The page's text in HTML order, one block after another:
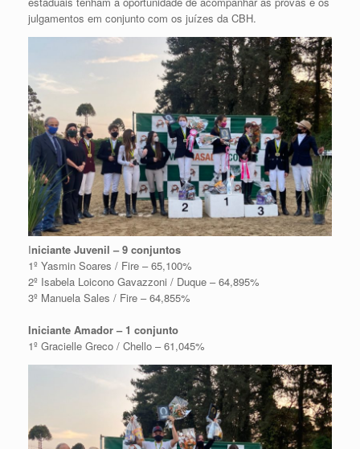
julgamentos em conjunto com os juízes da CBH.
Iniciante Juvenil – 9 conjuntos
1º Yasmin Soares / Fire – 65,100%
2º Isabela Loicono Gavazzoni / Duque – 64,895%
3º Manuela Sales / Fire – 64,855%
Iniciante Amador – 1 conjunto
1º Gracielle Greco / Chello – 61,045%